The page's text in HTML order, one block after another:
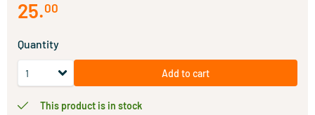
25.00
Quantity
Add to cart
This product is in stock